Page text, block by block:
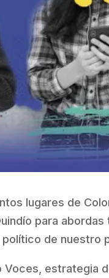
lugares de
para
de nuestro
Voces, estrategia